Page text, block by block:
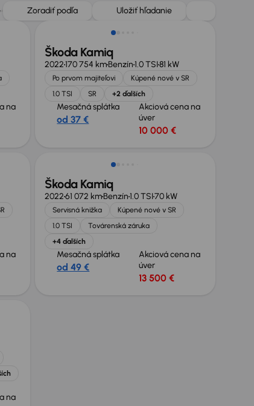
Zoradiť podľa Uložiť hľadanie
na
Zlacnené o 500 €
Škoda Kamiq
2022170 754 kmBenzín1.0 TSI81 kW
Po prvom majiteľovi
Kúpené nové v SR
1.0 TSI
SR +2 ďalších
Mesačná splátka
od 37 €
Akciová cena na
úver
10 000 €
na
Škoda Kamiq
202261 072 kmBenzín1.0 TSI70 kW
Servisná knižka
Kúpené nové v SR
1.0 TSI
Továrenská záruka
+4 ďalších
Mesačná splátka
od 49 €
Akciová cena na
úver
13 500 €
na